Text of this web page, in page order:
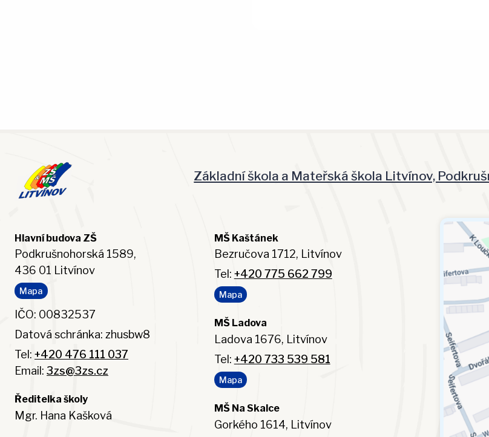
Základní škola a Mateřská škola Litvínov,
Hlavní budova ZŠ
Podkrušnohorská 1589,
436 01 Litvínov
Mapa
IČO: 00832537
Datová schránka: zhusbw8
Tel: +420 476 111 037
Email: 3zs@3zs.cz
Ředitelka školy
Mgr. Hana Kašková
MŠ Kaštánek
Bezručova 1712, Litvínov
Tel: +420 775 662 799
Mapa
MŠ Ladova
Ladova 1676, Litvínov
Tel: +420 733 539 581
Mapa
MŠ Na Skalce
Gorkého 1614, Litvínov